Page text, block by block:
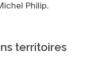
Philip.
territoires